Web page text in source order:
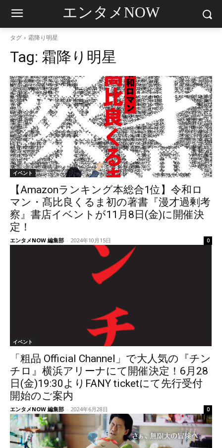
エンタメNOW
タグ 霜降り明星
Tag: 霜降り明星
イベント
【Amazonランキング本総合1位】令和ロ
マン・髙比良くるま初の著書『漫才過剰考
察』書店イベントが11月8日(金)に開催決
定！
エンタメNOW 編集部 - 2024年10月15日 0
イベント
「粗品 Official Channel」で大人気の『チン
チロ』横浜アリーナにて開催決定！6月28
日(金)19:30よりFANY ticketにて先行受付
開始のご案内
エンタメNOW 編集部 - 2024年6月28日 0